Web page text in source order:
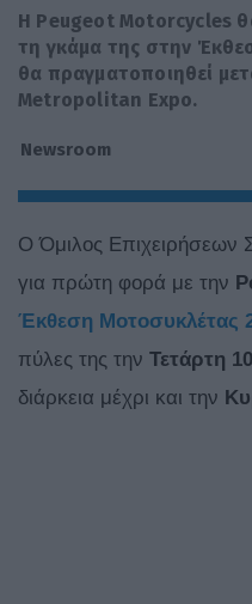
Η Peugeot Motorcycles
τη γκάμα της στην
θα πραγματοποιηθεί
Metropolitan Expo.
Newsroom
Ο Όμιλος Επιχειρήσεων
για πρώτη φορά με την
Έκθεση Μοτοσυκλέτας
πύλες της την Τετάρτη
διάρκεια μέχρι και την